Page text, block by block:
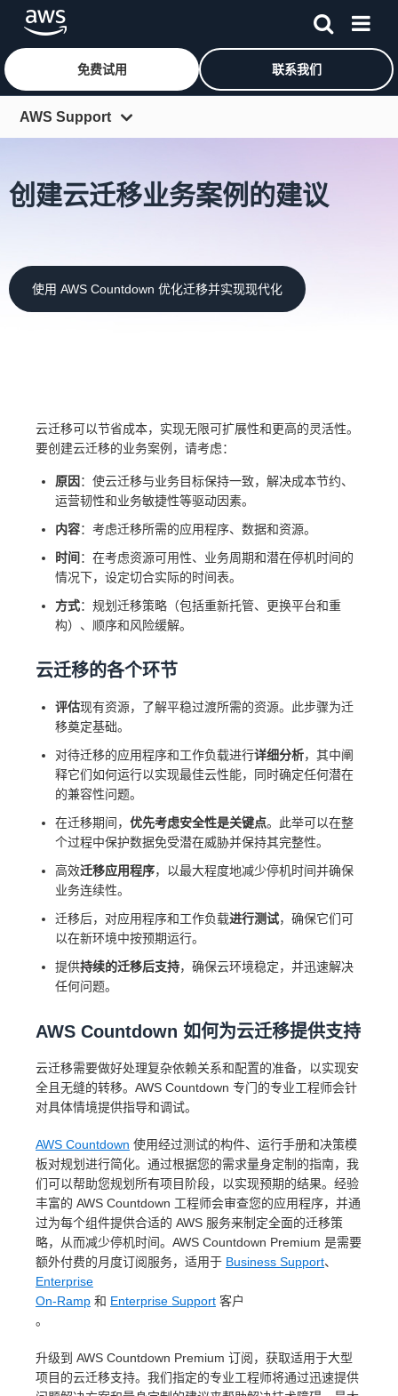
跳至主要内容
免费试用 联系我们
AWS Support
支持计划
定价
创建云迁移业务案例的建议
使用 AWS Countdown 优化迁移并实现现代化
云迁移可以节省成本，实现无限可扩展性和更高的灵活性。
要创建云迁移的业务案例，请考虑：
原因 ：使云迁移与业务目标保持一致，解决成本节约、
运营韧性和业务敏捷性等驱动因素。
内容：考虑迁移所需的应用程序、数据和资源。
时间 ：在考虑资源可用性、业务周期和潜在停机时间的
情况下，设定切合实际的时间表。
方式：规划迁移策略（包括重新托管、更换平台和重
构）、顺序和风险缓解。
云迁移的各个环节
评估现有资源，了解平稳过渡所需的资源。此步骤为迁
移奠定基础。
对待迁移的应用程序和工作负载进行详细分析，其中阐
释它们如何运行以实现最佳云性能，同时确定任何潜在
的兼容性问题。
在迁移期间， 优先考虑安全性是关键点。此举可以在整
个过程中保护数据免受潜在威胁并保持其完整性。
高效迁移应用程序，以最大程度地减少停机时间并确保
业务连续性。
迁移后，对应用程序和工作负载进行测试，确保它们可
以在新环境中按预期运行。
提供持续的迁移后支持，确保云环境稳定，并迅速解决
任何问题。
AWS Countdown 如何为云迁移提供支持
云迁移需要做好处理复杂依赖关系和配置的准备，以实现安
全且无缝的转移。AWS Countdown 专门的专业工程师会针
对具体情境提供指导和调试。
AWS Countdown 使用经过测试的构件、运行手册和决策模
板对规划进行简化。通过根据您的需求量身定制的指南，我
们可以帮助您规划所有项目阶段，以实现预期的结果。经验
丰富的 AWS Countdown 工程师会审查您的应用程序，并通
过为每个组件提供合适的 AWS 服务来制定全面的迁移策
略，从而减少停机时间。AWS Countdown Premium 是需要
额外付费的月度订阅服务，适用于 Business Support、
Enterprise
On-Ramp 和 Enterprise Support 客户
。
升级到 AWS Countdown Premium 订阅，获取适用于大型
项目的云迁移支持。我们指定的专业工程师将通过迅速提供